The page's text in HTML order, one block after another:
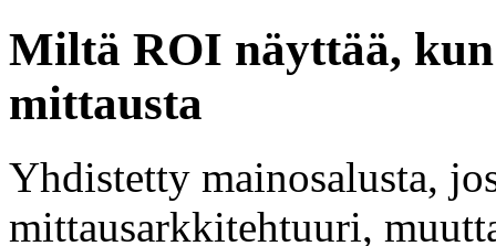
Miltä ROI näyttää,
mittausta
Yhdistetty mainosalusta,
mittausarkkitehtuuri,